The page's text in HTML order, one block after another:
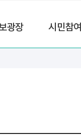
광장 시민참